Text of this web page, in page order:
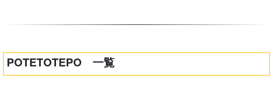
POTETOTEPO 一覧